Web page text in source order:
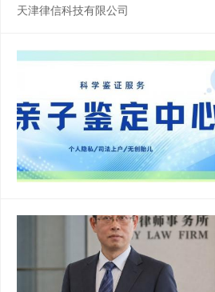
天津律信科技有限公司